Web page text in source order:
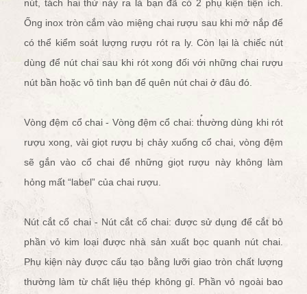
nút, tách hai thứ này ra là bạn đã có 2 phụ kiện tiện ích.
Ống inox tròn cắm vào miệng chai rượu sau khi mở nắp để
có thể kiểm soát lượng rượu rót ra ly. Còn lại là chiếc nút
dùng để nút chai sau khi rót xong đối với những chai rượu
nút bần hoặc vô tình bạn để quên nút chai ở đâu đó.
Vòng đệm cổ chai - Vòng đệm cổ chai: thường dùng khi rót
rượu xong, vài giọt rượu bị chảy xuống cổ chai, vòng đệm
sẽ gắn vào cổ chai để những giọt rượu này không làm
hỏng mất “label” của chai rượu.
Nút cắt cổ chai - Nút cắt cổ chai: được sử dụng để cắt bỏ
phần vỏ kim loại được nhà sản xuất bọc quanh nút chai.
Phụ kiện này được cấu tạo bằng lưỡi giao tròn chất lượng
thường làm từ chất liệu thép không gỉ. Phần vỏ ngoài bao